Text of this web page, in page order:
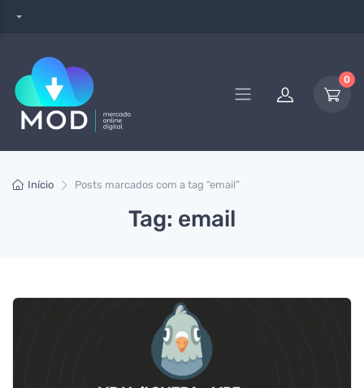
0
Início Posts marcados com a tag “email”
Tag: email